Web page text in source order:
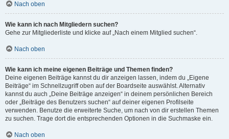
Nach oben
Wie kann ich nach Mitgliedern suchen?
Gehe zur Mitgliederliste und klicke auf „Nach einem Mitglied suchen“.
Nach oben
Wie kann ich meine eigenen Beiträge und Themen finden?
Deine eigenen Beiträge kannst du dir anzeigen lassen, indem du „Eigene
Beiträge“ im Schnellzugriff oben auf der Boardseite auswählst. Alternativ
kannst du auch „Deine Beiträge anzeigen“ in deinem persönlichen Bereich
oder „Beiträge des Benutzers suchen“ auf deiner eigenen Profilseite
verwenden. Benutze die erweiterte Suche, um nach von dir erstellen Themen
zu suchen. Trage dort die entsprechenden Optionen in die Suchmaske ein.
Nach oben